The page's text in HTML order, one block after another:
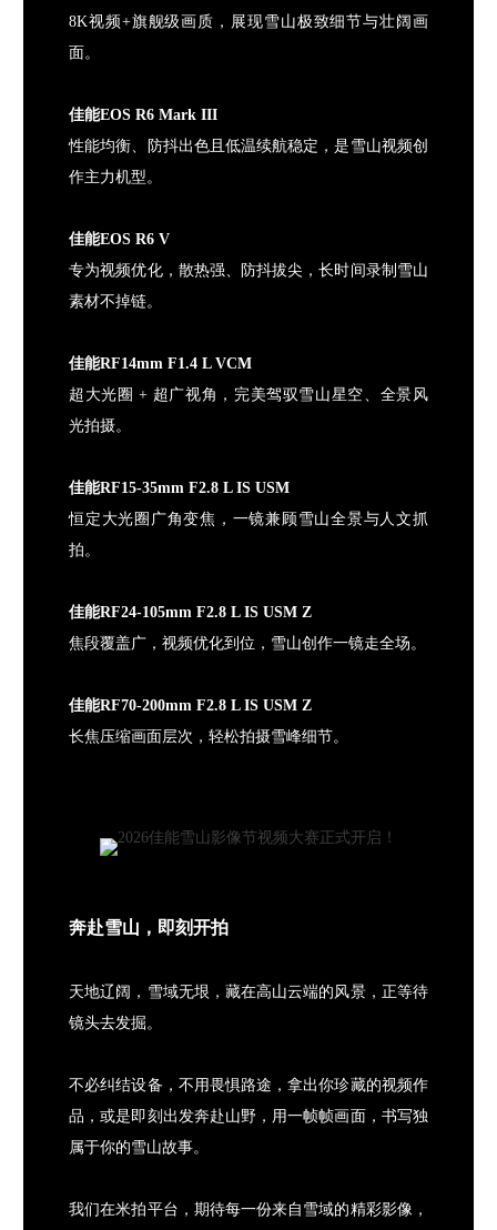
8K视频+旗舰级画质，展现雪山极致细节与壮阔画
面。
佳能EOS R6 Mark III
性能均衡、防抖出色且低温续航稳定，是雪山视频创
作主力机型。
佳能EOS R6 V
专为视频优化，散热强、防抖拔尖，长时间录制雪山
素材不掉链。
佳能RF14mm F1.4 L VCM
超大光圈 + 超广视角，完美驾驭雪山星空、全景风
光拍摄。
佳能RF15-35mm F2.8 L IS USM
恒定大光圈广角变焦，一镜兼顾雪山全景与人文抓
拍。
佳能RF24-105mm F2.8 L IS USM Z
焦段覆盖广，视频优化到位，雪山创作一镜走全场。
佳能RF70-200mm F2.8 L IS USM Z
长焦压缩画面层次，轻松拍摄雪峰细节。
奔赴雪山，即刻开拍
天地辽阔，雪域无垠，藏在高山云端的风景，正等待
镜头去发掘。
不必纠结设备，不用畏惧路途，拿出你珍藏的视频作
品，或是即刻出发奔赴山野，用一帧帧画面，书写独
属于你的雪山故事。
我们在米拍平台，期待每一份来自雪域的精彩影像，